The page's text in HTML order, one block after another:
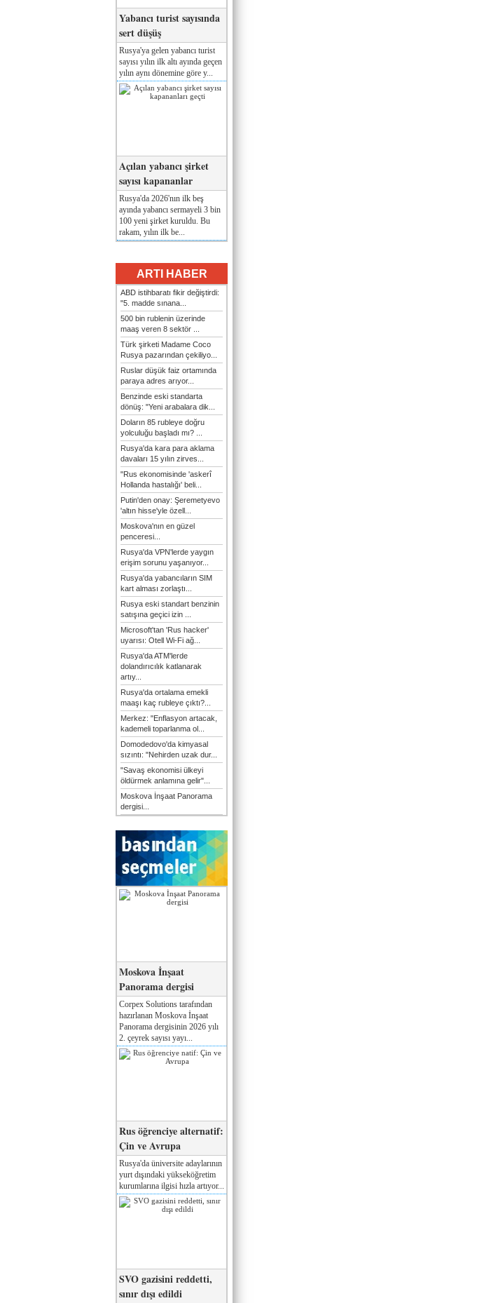
Yabancı turist sayısında
sert düşüş
Rusya'ya gelen yabancı turist
sayısı yılın ilk altı ayında geçen
yılın aynı dönemine göre y...
Açılan yabancı şirket
sayısı kapananlar
Rusya'da 2026'nın ilk beş
ayında yabancı sermayeli 3 bin
100 yeni şirket kuruldu. Bu
rakam, yılın ilk be...
ARTI HABER
ABD istihbaratı fikir değiştirdi:
"5. madde sınana...
500 bin rublenin üzerinde
maaş veren 8 sektör ...
Türk şirketi Madame Coco
Rusya pazarından çekiliyo...
Ruslar düşük faiz ortamında
paraya adres arıyor...
Benzinde eski standarta
dönüş: "Yeni arabalara dik...
Doların 85 rubleye doğru
yolculuğu başladı mı? ...
Rusya'da kara para aklama
davaları 15 yılın zirves...
"Rus ekonomisinde 'askerî
Hollanda hastalığı' beli...
Putin'den onay: Şeremetyevo
'altın hisse'yle özell...
Moskova'nın en güzel
penceresi...
Rusya'da VPN'lerde yaygın
erişim sorunu yaşanıyor...
Rusya'da yabancıların SIM
kart alması zorlaştı...
Rusya eski standart benzinin
satışına geçici izin ...
Microsoft'tan 'Rus hacker'
uyarısı: Otell Wi-Fi ağ...
Rusya'da ATM'lerde
dolandırıcılık katlanarak
artıy...
Rusya'da ortalama emekli
maaşı kaç rubleye çıktı?...
Merkez: "Enflasyon artacak,
kademeli toparlanma ol...
Domodedovo'da kimyasal
sızıntı: "Nehirden uzak dur...
"Savaş ekonomisi ülkeyi
öldürmek anlamına gelir"...
Moskova İnşaat Panorama
dergisi...
Moskova İnşaat
Panorama dergisi
Corpex Solutions tarafından
hazırlanan Moskova İnşaat
Panorama dergisinin 2026 yılı
2. çeyrek sayısı yayı...
Rus öğrenciye alternatif:
Çin ve Avrupa
Rusya'da üniversite adaylarının
yurt dışındaki yükseköğretim
kurumlarına ilgisi hızla artıyor...
SVO gazisini reddetti,
sınır dışı edildi